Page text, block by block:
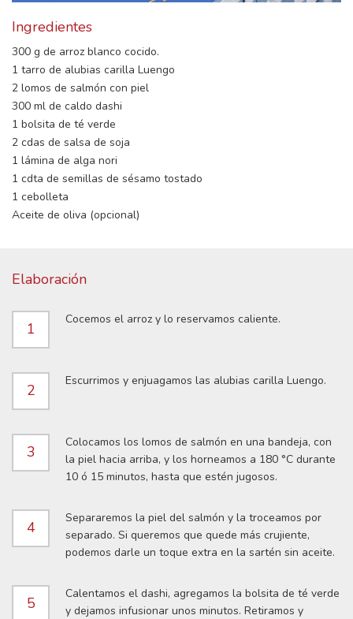
Ingredientes
300 g de arroz blanco cocido.
1 tarro de alubias carilla Luengo
2 lomos de salmón con piel
300 ml de caldo dashi
1 bolsita de té verde
2 cdas de salsa de soja
1 lámina de alga nori
1 cdta de semillas de sésamo tostado
1 cebolleta
Aceite de oliva (opcional)
Elaboración
1
Cocemos el arroz y lo reservamos caliente.
2
Escurrimos y enjuagamos las alubias carilla Luengo.
3
Colocamos los lomos de salmón en una bandeja, con
la piel hacia arriba, y los horneamos a 180 °C durante
10 ó 15 minutos, hasta que estén jugosos.
4
Separaremos la piel del salmón y la troceamos por
separado. Si queremos que quede más crujiente,
podemos darle un toque extra en la sartén sin aceite.
5
Calentamos el dashi, agregamos la bolsita de té verde
y dejamos infusionar unos minutos. Retiramos y